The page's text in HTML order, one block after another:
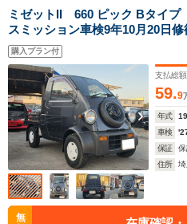
ミゼットII 660 ピック Bタイ
スミッション車検9年10月20日
94036KM 20
購入プラン付
支払総額
59.9
年式
車検
保証
住所
無